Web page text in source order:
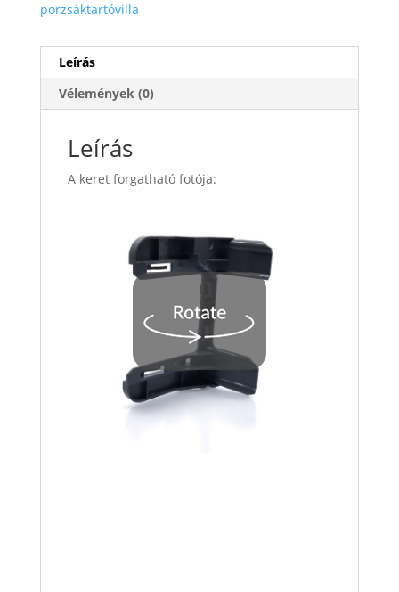
porzsáktartóvilla
Leírás
Vélemények (0)
Leírás
A keret forgatható fotója: